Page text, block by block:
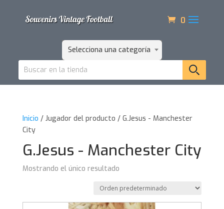
0
Selecciona una categoría
Inicio / Jugador del producto / G.Jesus - Manchester
City
G.Jesus - Manchester City
Mostrando el único resultado